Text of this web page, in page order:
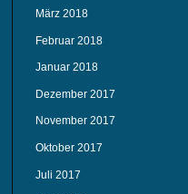
März 2018
Februar 2018
Januar 2018
Dezember 2017
November 2017
Oktober 2017
Juli 2017